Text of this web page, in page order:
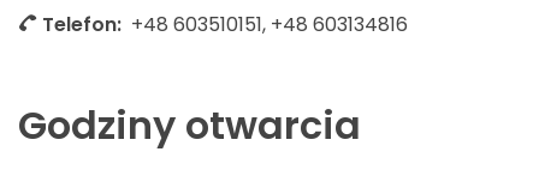
Telefon: +48 603510151, +48 603134816
Godziny otwarcia